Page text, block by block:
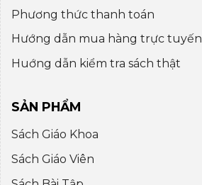
Phương thức thanh toán
Hướng dẫn mua hàng trực tuyến
Huớng dẫn kiểm tra sách thật
SẢN PHẨM
Sách Giáo Khoa
Sách Giáo Viên